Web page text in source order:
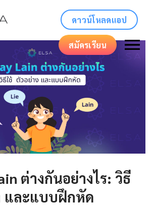
ดาวน์โหลดแอป
สมัครเรียน
ต่างกันอย่างไร: วิธี
และแบบฝึกหัด